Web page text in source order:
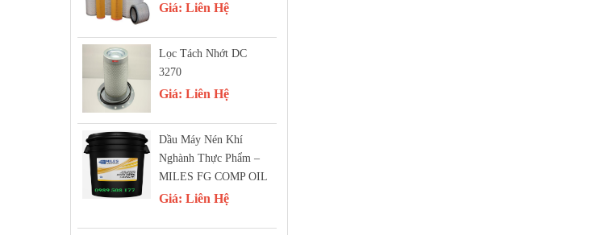
Giá: Liên Hệ
Lọc Tách Nhớt DC
3270
Giá: Liên Hệ
Dầu Máy Nén Khí
Nghành Thực Phẩm –
MILES FG COMP OIL
Giá: Liên Hệ